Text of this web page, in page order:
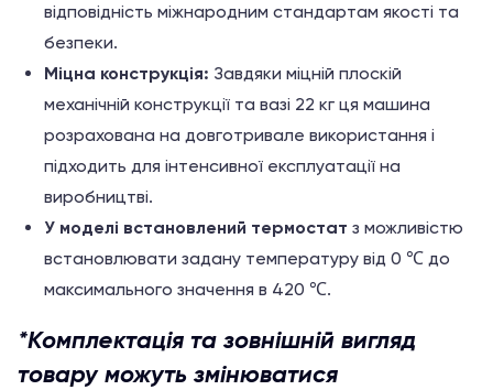
відповідність міжнародним стандартам якості та
безпеки.
Міцна конструкція: Завдяки міцній плоскій
механічній конструкції та вазі 22 кг ця машина
розрахована на довготривале використання і
підходить для інтенсивної експлуатації на
виробництві.
У моделі встановлений термостат з можливістю
встановлювати задану температуру від 0 ℃ до
максимального значення в 420 ℃.
*Комплектація та зовнішній вигляд
товару можуть змінюватися